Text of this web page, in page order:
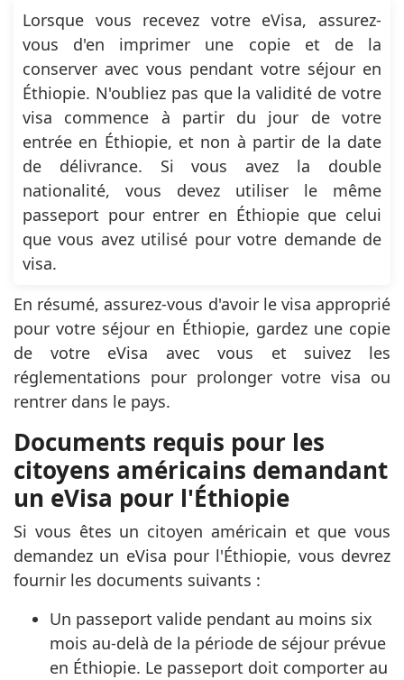
Lorsque vous recevez votre eVisa, assurez-
vous d'en imprimer une copie et de la
conserver avec vous pendant votre séjour en
Éthiopie. N'oubliez pas que la validité de votre
visa commence à partir du jour de votre
entrée en Éthiopie, et non à partir de la date
de délivrance. Si vous avez la double
nationalité, vous devez utiliser le même
passeport pour entrer en Éthiopie que celui
que vous avez utilisé pour votre demande de
visa.
En résumé, assurez-vous d'avoir le visa approprié
pour votre séjour en Éthiopie, gardez une copie
de votre eVisa avec vous et suivez les
réglementations pour prolonger votre visa ou
rentrer dans le pays.
Documents requis pour les
citoyens américains demandant
un eVisa pour l'Éthiopie
Si vous êtes un citoyen américain et que vous
demandez un eVisa pour l'Éthiopie, vous devrez
fournir les documents suivants :
Un passeport valide pendant au moins six
mois au-delà de la période de séjour prévue
en Éthiopie. Le passeport doit comporter au